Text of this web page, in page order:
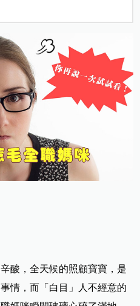
酸，全天候的照顧寶寶，是
情，而「白目」人不經意的